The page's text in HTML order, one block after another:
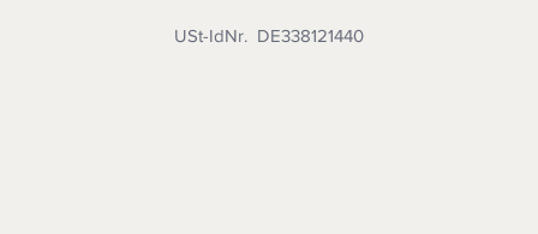
USt-IdNr. DE338121440